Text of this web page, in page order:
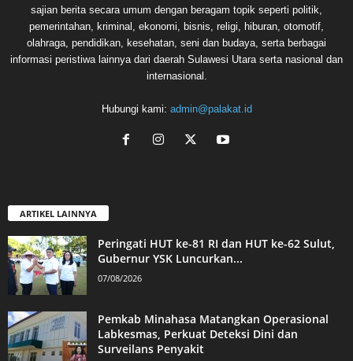
sajian berita secara umum dengan beragam topik seperti politik,
pemerintahan, kriminal, ekonomi, bisnis, religi, hiburan, otomotif,
olahraga, pendidikan, kesehatan, seni dan budaya, serta berbagai
informasi peristiwa lainnya dari daerah Sulawesi Utara serta nasional dan
internasional.
Hubungi kami: admin@palakat.id
ARTIKEL LAINNYA
Peringati HUT ke-81 RI dan HUT ke-62 Sulut,
Gubernur YSK Luncurkan...
07/08/2026
Pemkab Minahasa Matangkan Operasional
Labkesmas, Perkuat Deteksi Dini dan
Surveilans Penyakit